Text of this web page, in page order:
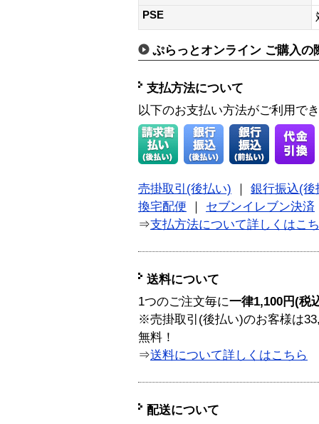
PSE
ぷらっとオンライン ご購入の
支払方法について
以下のお支払い方法がご利用で
売掛取引(後払い) ｜ 銀行振込(後
換宅配便 ｜ セブンイレブン決済
⇒支払方法について詳しくはこ
送料について
1つのご注文毎に一律1,100円(税
※売掛取引(後払い)のお客様は
無料！
⇒送料について詳しくはこちら
配送について